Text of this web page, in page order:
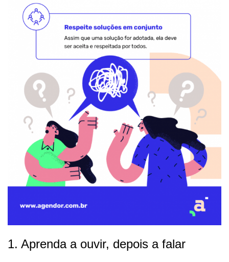
1. Aprenda a ouvir, depois a falar